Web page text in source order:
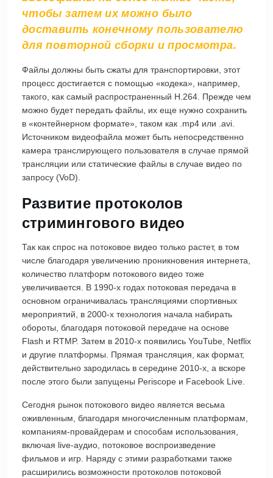
чтобы затем их можно было
доставить конечному пользователю
для повторной сборки и просмотра.
Файлы должны быть сжаты для транспортировки, этот
процесс достигается с помощью «кодека», например,
такого, как самый распространенный H.264. Прежде чем
можно будет передать файлы, их еще нужно сохранить
в «контейнерном формате», таком как .mp4 или .avi.
Источником видеофайла может быть непосредственно
камера транслирующего пользователя в случае прямой
трансляции или статические файлы в случае видео по
запросу (VoD).
Развитие протоколов
стримингового видео
Так как спрос на потоковое видео только растет, в том
числе благодаря увеличению проникновения интернета,
количество платформ потокового видео тоже
увеличивается. В 1990-х годах потоковая передача в
основном ограничивалась трансляциями спортивных
мероприятий, в 2000-х технология начала набирать
обороты, благодаря потоковой передаче на основе
Flash и RTMP. Затем в 2010-х появились YouTube, Netflix
и другие платформы. Прямая трансляция, как формат,
действительно зародилась в середине 2010-х, а вскоре
после этого были запущены Periscope и Facebook Live.
Сегодня рынок потокового видео является весьма
оживленным, благодаря многочисленным платформам,
компаниям-провайдерам и способам использования,
включая live-аудио, потоковое воспроизведение
фильмов и игр. Наряду с этими разработками также
расширились возможности протоколов потоковой